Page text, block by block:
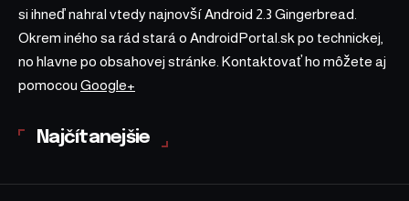
si ihneď nahral vtedy najnovší Android 2.3 Gingerbread.
Okrem iného sa rád stará o AndroidPortal.sk po technickej,
no hlavne po obsahovej stránke. Kontaktovať ho môžete aj
pomocou Google+
Najčítanejšie